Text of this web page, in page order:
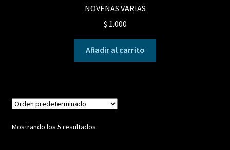
NOVENAS VARIAS
$ 1.000
Añadir al carrito
Mostrando los 5 resultados